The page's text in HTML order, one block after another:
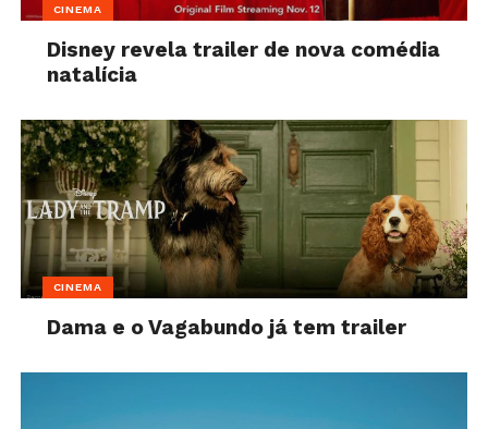
CINEMA
Disney revela trailer de nova comédia
natalícia
CINEMA
Dama e o Vagabundo já tem trailer